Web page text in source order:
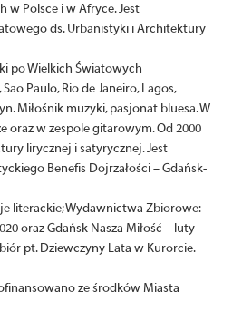
w Polsce i w Afryce. Jest
ds. Urbanistyki i Architektury
po Wielkich Światowych
Paulo, Rio de Janeiro, Lagos,
Miłośnik muzyki, pasjonat bluesa. W
oraz w zespole gitarowym. Od 2000
lirycznej i satyrycznej. Jest
Benefis Dojrzałości – Gdańsk-
literackie; Wydawnictwa Zbiorowe:
oraz Gdańsk Nasza Miłość – luty
pt. Dziewczyny Lata w Kurorcie.
ze środków Miasta